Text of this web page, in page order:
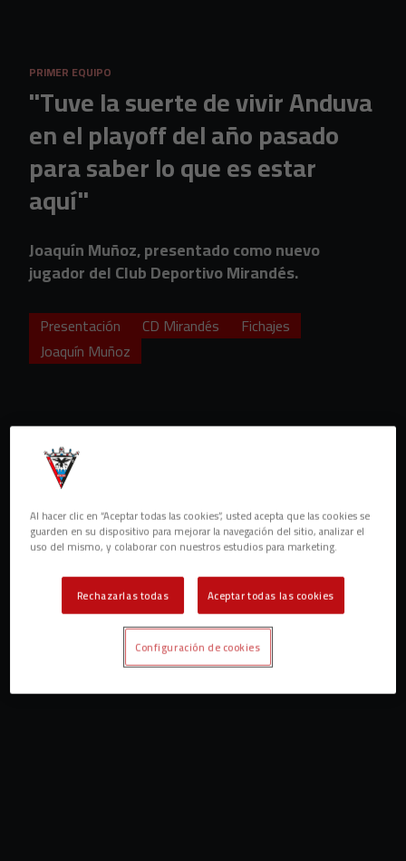
PRIMER EQUIPO
"Tuve la suerte de vivir Anduva
en el playoff del año pasado
para saber lo que es estar
aquí"
Joaquín Muñoz, presentado como nuevo
jugador del Club Deportivo Mirandés.
Presentación CD Mirandés
Fichajes
Joaquín Muñoz
Al hacer clic en “Aceptar todas las cookies”, usted acepta que las cookies se
guarden en su dispositivo para mejorar la navegación del sitio, analizar el
uso del mismo, y colaborar con nuestros estudios para marketing.
Rechazarlas todas Aceptar todas las cookies
Configuración de cookies